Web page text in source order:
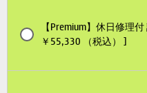
【Premium】休日修理
￥55,330 （税込） ]